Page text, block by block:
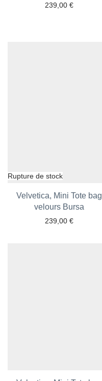
239,00 €
Velvetica, Mini Tote bag
velours Bursa
239,00 €
Ajouter aux favoris